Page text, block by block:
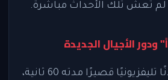
لم تعش تلك الأحداث مباشرة.
ودور الأجيال الجديدة
تتضمن الحملة إعلانًا تليفزيونيًا قصيرًا مدته 60 ثانية،